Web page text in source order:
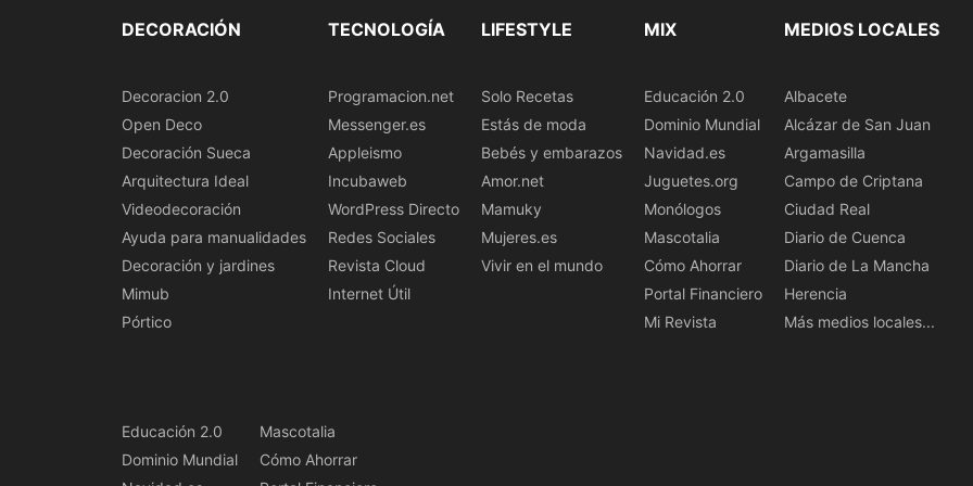
DECORACIÓN
Decoracion 2.0
Open Deco
Decoración Sueca
Arquitectura Ideal
Videodecoración
Ayuda para manualidades
Decoración y jardines
Mimub
Pórtico
TECNOLOGÍA
Programacion.net
Messenger.es
Appleismo
Incubaweb
WordPress Directo
Redes Sociales
Revista Cloud
Internet Útil
LIFESTYLE
Solo Recetas
Estás de moda
Bebés y embarazos
Amor.net
Mamuky
Mujeres.es
Vivir en el mundo
MIX
Educación 2.0
Dominio Mundial
Navidad.es
Juguetes.org
Monólogos
Mascotalia
Cómo Ahorrar
Portal Financiero
Mi Revista
MEDIOS LOCALES
Albacete
Alcázar de San Juan
Argamasilla
Campo de Criptana
Ciudad Real
Diario de Cuenca
Diario de La Mancha
Herencia
Más medios locales...
Educación 2.0
Dominio Mundial
Mascotalia
Cómo Ahorrar